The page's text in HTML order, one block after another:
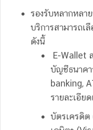
รองรับหลากหลา
บริการสามารถเ
ดังนี้
E-Wallet
บัญชีธนาค
banking,
รายละเอีย
บัตรเครดิต